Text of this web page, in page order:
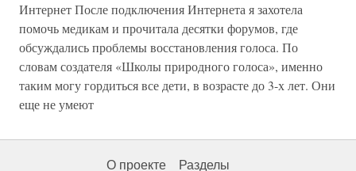
Интернет После подключения Интернета я захотела
помочь медикам и прочитала десятки форумов, где
обсуждались проблемы восстановления голоса. По
словам создателя «Школы природного голоса», именно
таким могу гордиться все дети, в возрасте до 3-х лет. Они
еще не умеют
О проекте Разделы